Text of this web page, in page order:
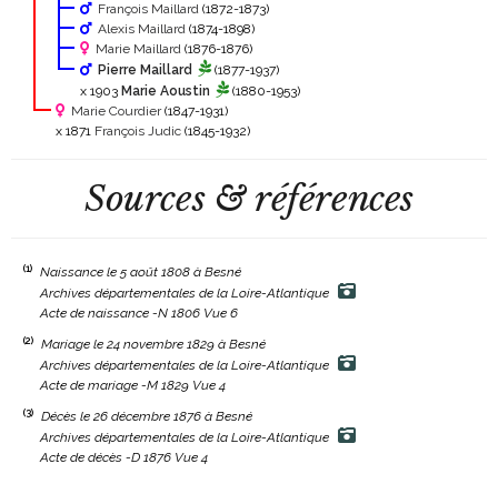
François Maillard (1872-1873)
Alexis Maillard (1874-1898)
Marie Maillard (1876-1876)
Pierre Maillard
(1877-1937)
x 1903 Marie Aoustin
(1880-1953)
Marie Courdier(1847-1931)
x 1871 François Judic (1845-1932)
Sources & références
(1)
Naissance le 5 août 1808 à Besné
Archives départementales de la Loire-Atlantique
Acte de naissance -N 1806 Vue 6
(2)
Mariage le 24 novembre 1829 à Besné
Archives départementales de la Loire-Atlantique
Acte de mariage -M 1829 Vue 4
(3)
Décès le 26 décembre 1876 à Besné
Archives départementales de la Loire-Atlantique
Acte de décès -D 1876 Vue 4